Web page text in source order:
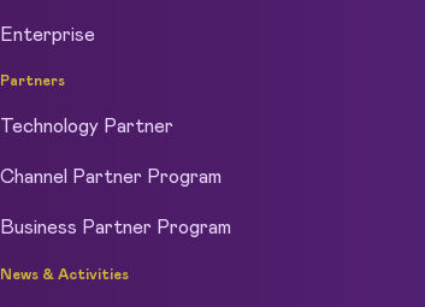
Enterprise
Partners
Technology Partner
Channel Partner Program
Business Partner Program
News & Activities